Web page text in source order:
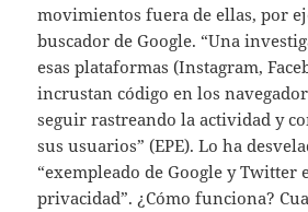
movimientos fuera de ellas, por
buscador de Google. “Una
esas plataformas (Instagram,
incrustan código en los
seguir rastreando la actividad y
sus usuarios” (EPE). Lo ha
“exempleado de Google y Twitter
privacidad”. ¿Cómo funciona?